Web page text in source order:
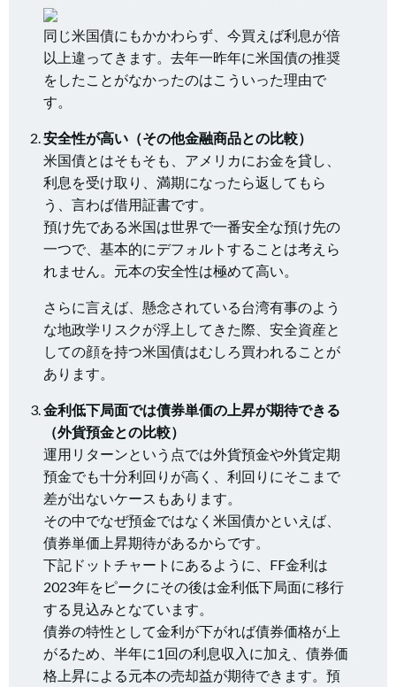
同じ米国債にもかかわらず、今買えば利息が倍
以上違ってきます。去年一昨年に米国債の推奨
をしたことがなかったのはこういった理由で
す。
安全性が高い（その他金融商品との比較）
米国債とはそもそも、アメリカにお金を貸し、
利息を受け取り、満期になったら返してもら
う、言わば借用証書です。
預け先である米国は世界で一番安全な預け先の
一つで、基本的にデフォルトすることは考えら
れません。元本の安全性は極めて高い。
さらに言えば、懸念されている台湾有事のよう
な地政学リスクが浮上してきた際、安全資産と
しての顔を持つ米国債はむしろ買われることが
あります。
金利低下局面では債券単価の上昇が期待できる
（外貨預金との比較）
運用リターンという点では外貨預金や外貨定期
預金でも十分利回りが高く、利回りにそこまで
差が出ないケースもあります。
その中でなぜ預金ではなく米国債かといえば、
債券単価上昇期待があるからです。
下記ドットチャートにあるように、FF金利は
2023年をピークにその後は金利低下局面に移行
する見込みとなています。
債券の特性として金利が下がれば債券価格が上
がるため、半年に1回の利息収入に加え、債券価
格上昇による元本の売却益が期待できます。預